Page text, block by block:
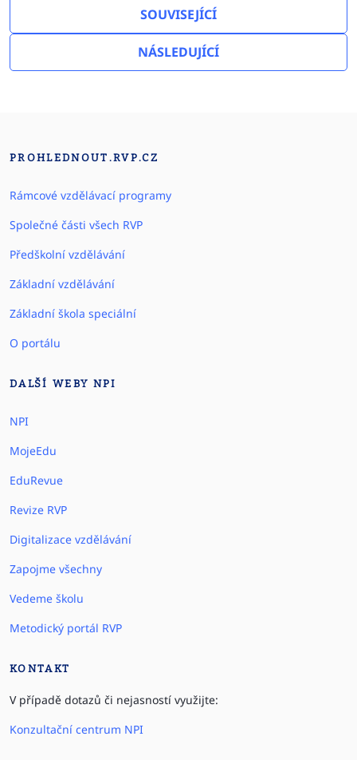
SOUVISEJÍCÍ
NÁSLEDUJÍCÍ
PROHLEDNOUT.RVP.CZ
Rámcové vzdělávací programy
Společné části všech RVP
Předškolní vzdělávání
Základní vzdělávání
Základní škola speciální
O portálu
DALŠÍ WEBY NPI
NPI
MojeEdu
EduRevue
Revize RVP
Digitalizace vzdělávání
Zapojme všechny
Vedeme školu
Metodický portál RVP
KONTAKT
V případě dotazů či nejasností využijte:
Konzultační centrum NPI